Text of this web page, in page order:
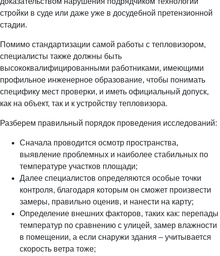
стройки в суде или даже уже в досудебной претензионной
стадии.
Помимо стандартизации самой работы с тепловизором,
специалисты также должны быть
высококвалифицированными работниками, имеющими
профильное инженерное образование, чтобы понимать
специфику мест проверки, и иметь официальный допуск,
как на объект, так и к устройству тепловизора.
Разберем правильный порядок проведения исследований:
Сначала проводится осмотр пространства,
выявление проблемных и наиболее стабильных по
температуре участков площади;
Далее специалистов определяются особые точки
контроля, благодаря которым он сможет произвести
замеры, правильно оценив, и нанести на карту;
Определение внешних факторов, таких как: перепады
температур по сравнению с улицей, замер влажности
в помещении, а если снаружи здания – учитывается
скорость ветра тоже;